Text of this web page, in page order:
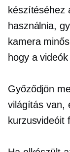
készítéséhez
használnia,
kamera
hogy a
Győződjön
világítás van,
kurzusvideóit